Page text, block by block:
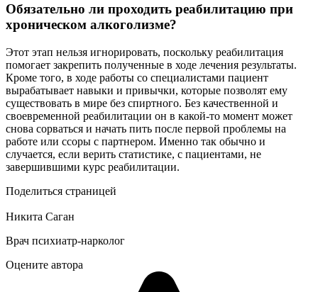
Обязательно ли проходить реабилитацию при
хроническом алкоголизме?
Этот этап нельзя игнорировать, поскольку реабилитация
помогает закрепить полученные в ходе лечения результаты.
Кроме того, в ходе работы со специалистами пациент
вырабатывает навыки и привычки, которые позволят ему
существовать в мире без спиртного. Без качественной и
своевременной реабилитации он в какой-то момент может
снова сорваться и начать пить после первой проблемы на
работе или ссоры с партнером. Именно так обычно и
случается, если верить статистике, с пациентами, не
завершившими курс реабилитации.
Поделиться страницей
Никита Саган
Врач психиатр-нарколог
Оцените автора